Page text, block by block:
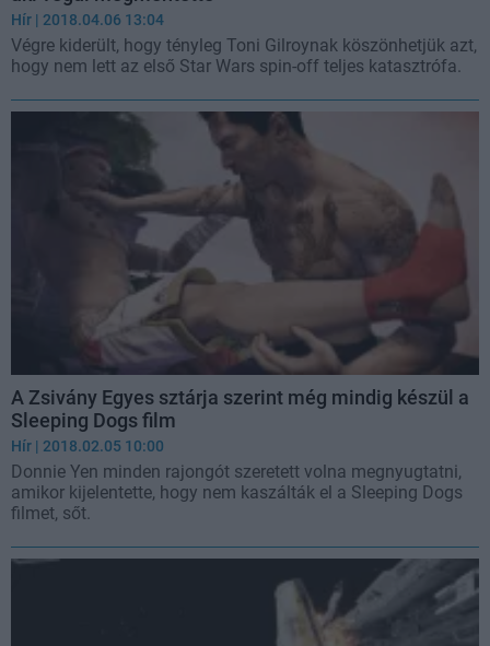
Hír | 2018.04.06 13:04
Végre kiderült, hogy tényleg Toni Gilroynak köszönhetjük azt,
hogy nem lett az első Star Wars spin-off teljes katasztrófa.
A Zsivány Egyes sztárja szerint még mindig készül a
Sleeping Dogs film
Hír | 2018.02.05 10:00
Donnie Yen minden rajongót szeretett volna megnyugtatni,
amikor kijelentette, hogy nem kaszálták el a Sleeping Dogs
filmet, sőt.